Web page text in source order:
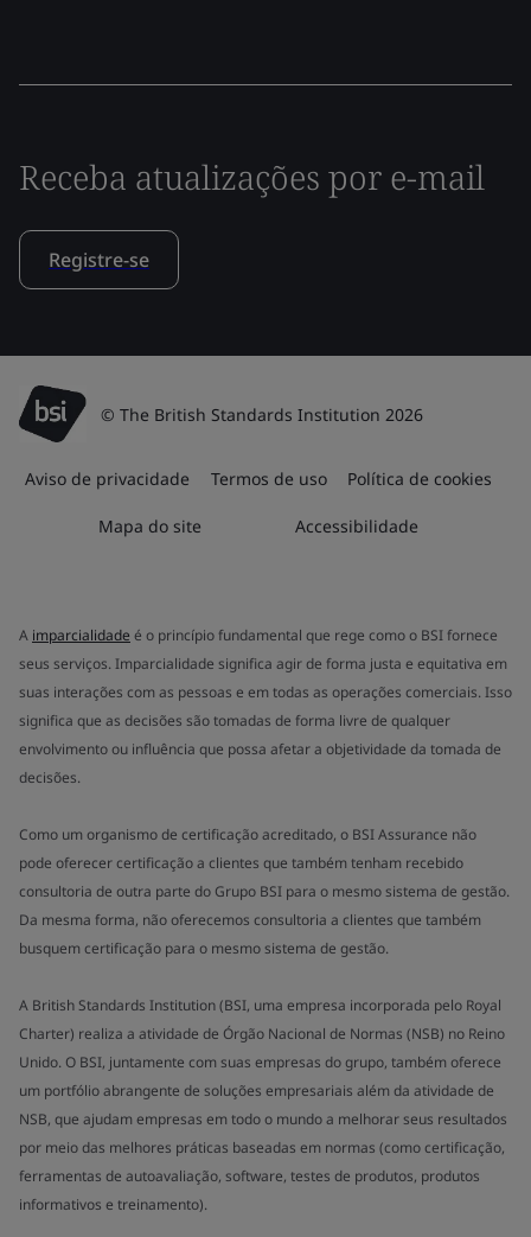
Receba atualizações por e-mail
Registre-se
© The British Standards Institution 2026
Aviso de privacidade Termos de uso Política de cookies
Mapa do site Accessibilidade
A imparcialidade é o princípio fundamental que rege como o BSI fornece
seus serviços. Imparcialidade significa agir de forma justa e equitativa em
suas interações com as pessoas e em todas as operações comerciais. Isso
significa que as decisões são tomadas de forma livre de qualquer
envolvimento ou influência que possa afetar a objetividade da tomada de
decisões.
Como um organismo de certificação acreditado, o BSI Assurance não
pode oferecer certificação a clientes que também tenham recebido
consultoria de outra parte do Grupo BSI para o mesmo sistema de gestão.
Da mesma forma, não oferecemos consultoria a clientes que também
busquem certificação para o mesmo sistema de gestão.
A British Standards Institution (BSI, uma empresa incorporada pelo Royal
Charter) realiza a atividade de Órgão Nacional de Normas (NSB) no Reino
Unido. O BSI, juntamente com suas empresas do grupo, também oferece
um portfólio abrangente de soluções empresariais além da atividade de
NSB, que ajudam empresas em todo o mundo a melhorar seus resultados
por meio das melhores práticas baseadas em normas (como certificação,
ferramentas de autoavaliação, software, testes de produtos, produtos
informativos e treinamento).